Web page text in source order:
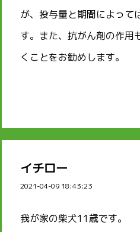
が、投与量と期間によって
す。また、抗がん剤の作用
くことをお勧めします。
イチロー
2021-04-09 18:43:23
我が家の柴犬11歳です。